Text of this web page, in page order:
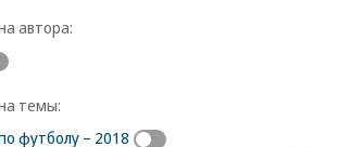
автора:
темы:
футболу – 2018